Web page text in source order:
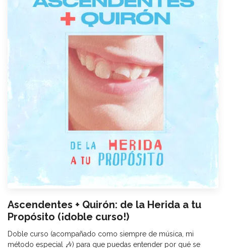
Ascendentes + Quirón: de la Herida a tu
Propósito (¡doble curso!)
Doble curso (acompañado como siempre de música, mi
método especial 🎶) para que puedas entender por qué se